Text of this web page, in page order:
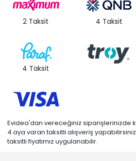
2 Taksit 4 Taksit
4 Taksit
Evidea'dan vereceğiniz siparişlerinizde
4 aya varan taksitli alışveriş
taksitli fiyatımız uygulanabilir.